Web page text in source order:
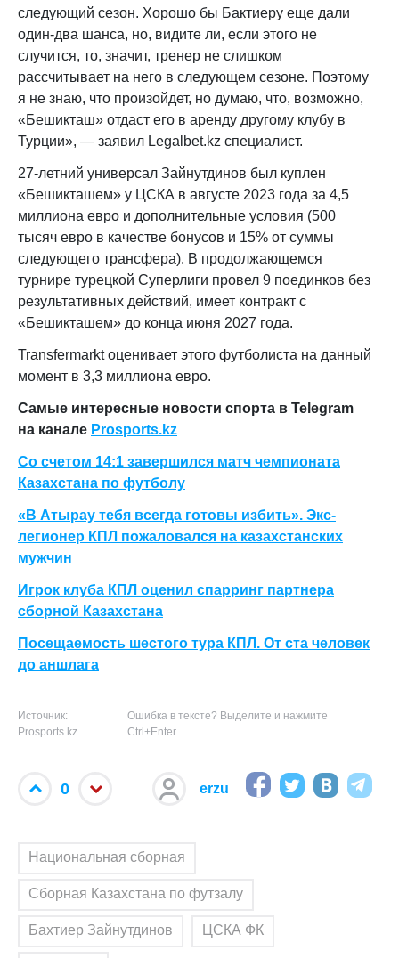
следующий сезон. Хорошо бы Бактиеру еще дали
один-два шанса, но, видите ли, если этого не
случится, то, значит, тренер не слишком
рассчитывает на него в следующем сезоне. Поэтому
я не знаю, что произойдет, но думаю, что, возможно,
«Бешикташ» отдаст его в аренду другому клубу в
Турции», — заявил Legalbet.kz специалист.
27-летний универсал Зайнутдинов был куплен
«Бешикташем» у ЦСКА в августе 2023 года за 4,5
миллиона евро и дополнительные условия (500
тысяч евро в качестве бонусов и 15% от суммы
следующего трансфера). В продолжающемся
турнире турецкой Суперлиги провел 9 поединков без
результативных действий, имеет контракт с
«Бешикташем» до конца июня 2027 года.
Transfermarkt оценивает этого футболиста на данный
момент в 3,3 миллиона евро.
Самые интересные новости спорта в Telegram
на канале Prosports.kz
Со счетом 14:1 завершился матч чемпионата
Казахстана по футболу
«В Атырау тебя всегда готовы избить». Экс-
легионер КПЛ пожаловался на казахстанских
мужчин
Игрок клуба КПЛ оценил спарринг партнера
сборной Казахстана
Посещаемость шестого тура КПЛ. От ста человек
до аншлага
Источник:
Prosports.kz
Ошибка в тексте? Выделите и нажмите
Ctrl+Enter
0 erzu
Национальная сборная
Сборная Казахстана по футзалу
Бахтиер Зайнутдинов ЦСКА ФК